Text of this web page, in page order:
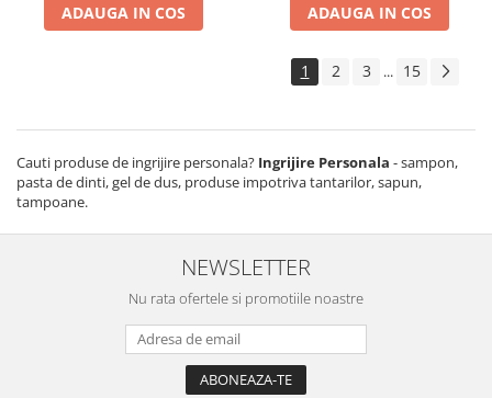
ADAUGA IN COS ADAUGA IN COS
1 2 3 ... 15
Cauti produse de ingrijire personala? Ingrijire Personala - sampon,
pasta de dinti, gel de dus, produse impotriva tantarilor, sapun,
tampoane.
NEWSLETTER
Nu rata ofertele si promotiile noastre